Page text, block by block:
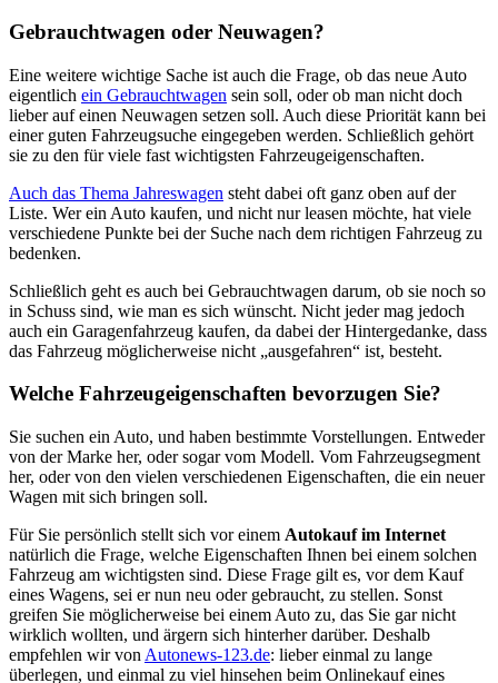
Gebrauchtwagen oder Neuwagen?
Eine weitere wichtige Sache ist auch die Frage, ob das neue Auto
eigentlich ein Gebrauchtwagen sein soll, oder ob man nicht doch
lieber auf einen Neuwagen setzen soll. Auch diese Priorität kann bei
einer guten Fahrzeugsuche eingegeben werden. Schließlich gehört
sie zu den für viele fast wichtigsten Fahrzeugeigenschaften.
Auch das Thema Jahreswagen steht dabei oft ganz oben auf der
Liste. Wer ein Auto kaufen, und nicht nur leasen möchte, hat viele
verschiedene Punkte bei der Suche nach dem richtigen Fahrzeug zu
bedenken.
Schließlich geht es auch bei Gebrauchtwagen darum, ob sie noch so
in Schuss sind, wie man es sich wünscht. Nicht jeder mag jedoch
auch ein Garagenfahrzeug kaufen, da dabei der Hintergedanke, dass
das Fahrzeug möglicherweise nicht „ausgefahren“ ist, besteht.
Welche Fahrzeugeigenschaften bevorzugen Sie?
Sie suchen ein Auto, und haben bestimmte Vorstellungen. Entweder
von der Marke her, oder sogar vom Modell. Vom Fahrzeugsegment
her, oder von den vielen verschiedenen Eigenschaften, die ein neuer
Wagen mit sich bringen soll.
Für Sie persönlich stellt sich vor einem Autokauf im Internet
natürlich die Frage, welche Eigenschaften Ihnen bei einem solchen
Fahrzeug am wichtigsten sind. Diese Frage gilt es, vor dem Kauf
eines Wagens, sei er nun neu oder gebraucht, zu stellen. Sonst
greifen Sie möglicherweise bei einem Auto zu, das Sie gar nicht
wirklich wollten, und ärgern sich hinterher darüber. Deshalb
empfehlen wir von Autonews-123.de: lieber einmal zu lange
überlegen, und einmal zu viel hinsehen beim Onlinekauf eines